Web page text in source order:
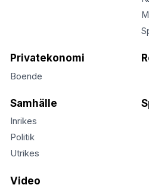
Privatekonomi
Boende
Samhälle
Inrikes
Politik
Utrikes
Video